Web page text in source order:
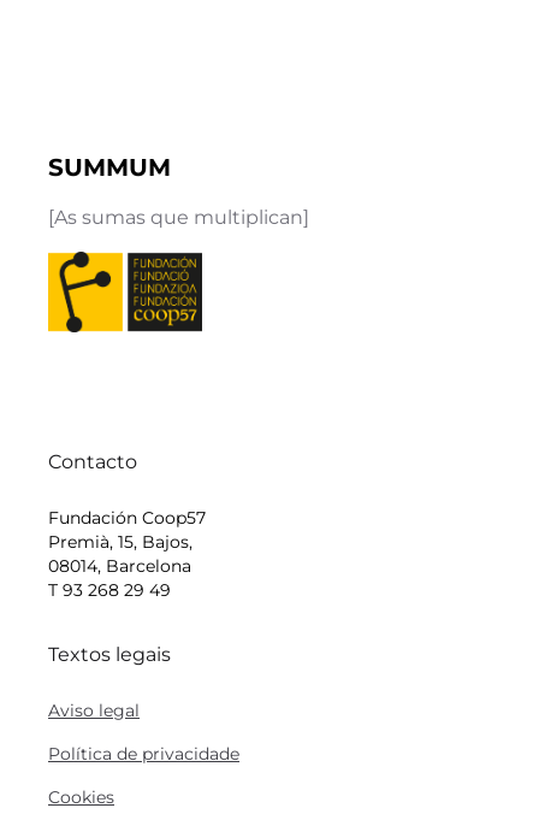
SUMMUM
[As sumas que multiplican]
Contacto
Fundación Coop57
Premià, 15, Bajos,
08014, Barcelona
T 93 268 29 49
Textos legais
Aviso legal
Política de privacidade
Cookies